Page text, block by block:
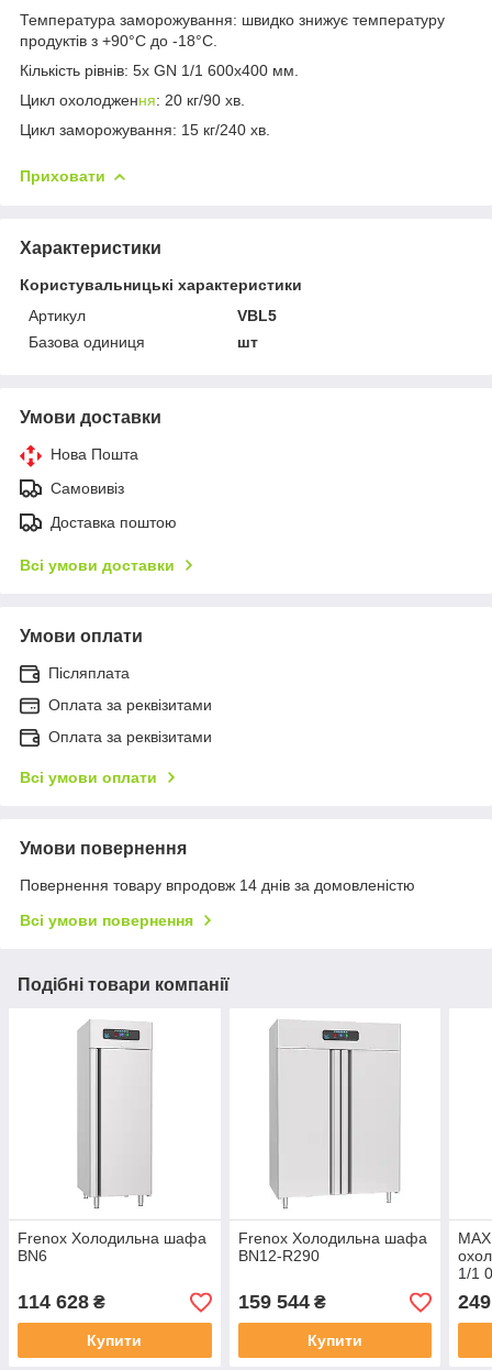
Температура заморожування: швидко знижує температуру
продуктів з +90°C до -18°C.
Кількість рівнів: 5х GN 1/1 600x400 мм.
Цикл охолодження: 20 кг/90 хв.
Цикл заморожування: 15 кг/240 хв.
Приховати
Характеристики
Користувальницькі характеристики
Артикул
VBL5
Базова одиниця
шт
Умови доставки
Нова Пошта
Самовивіз
Доставка поштою
Всі умови доставки
Умови оплати
Післяплата
Оплата за реквізитами
Оплата за реквізитами
Всі умови оплати
Умови повернення
Повернення товару впродовж 14 днів за домовленістю
Всі умови повернення
Подібні товари компанії
Frenox Холодильна шафа
BN6
114 628 ₴
Купити
Frenox Холодильна шафа
BN12-R290
159 544₴
Купити
1/1